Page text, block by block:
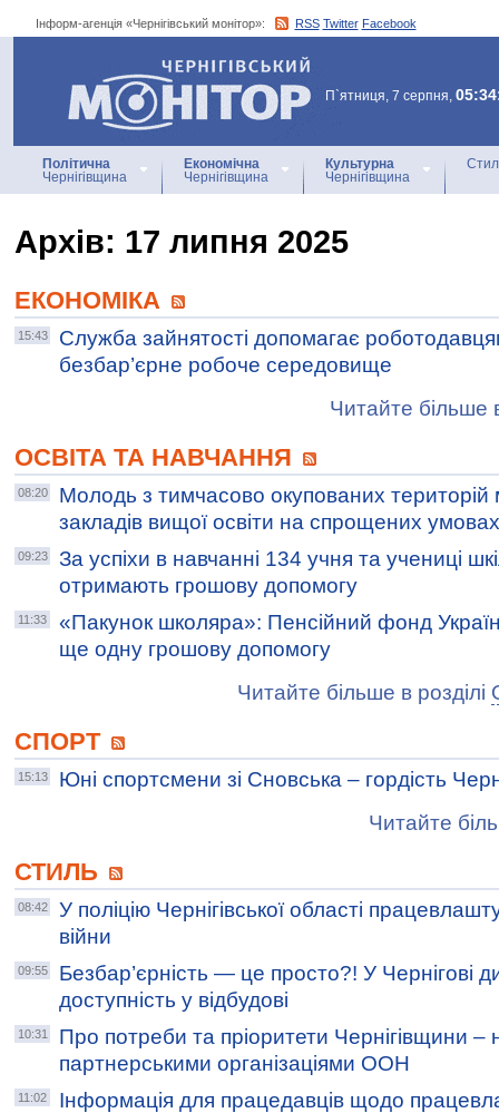
Інформ-агенція «Чернігівський монітор»: RSS Twitter Facebook
Інформ-агенція
«Чернігівський монітор»
П`ятниця, 7 серпня,
Політична
Чернігівщина
Економічна
Чернігівщина
Культурна
Чернігівщина
Архiв: 17 липня 2025
ЕКОНОМІКА
15:43
Служба зайнятості допомагає
безбар’єрне робоче середовище
Читайте більше
ОСВІТА ТА НАВЧАННЯ
08:20
Молодь з тимчасово окупованих
закладів вищої освіти на спрощених умовах
09:23
За успіхи в навчанні 134 учня та учениці
отримають грошову допомогу
11:33
«Пакунок школяра»: Пенсійний фонд
ще одну грошову допомогу
Читайте більше в розділі
СПОРТ
15:13
Юні спортсмени зі Сновська – гордість
Читайте
СТИЛЬ
08:42
У поліцію Чернігівської області
війни
09:55
Безбар’єрність — це просто?! У Чернігові
доступність у відбудові
10:31
Про потреби та пріоритети Чернігівщини –
партнерськими організаціями ООН
11:02
Інформація для працедавців щодо